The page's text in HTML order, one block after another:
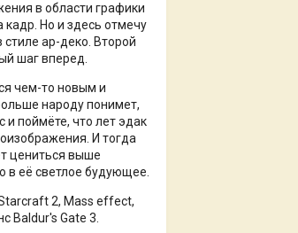
в области графики
Но и здесь отмечу
ар-деко. Второй
шаг вперед.
чем-то новым и
народу понимет,
и поймёте, что лет эдак
И тогда
цениться выше
в её светлое будующее.
2, Mass effect,
Baldur's Gate 3.